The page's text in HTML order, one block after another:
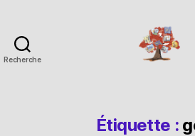
Recherche
Étiquette :